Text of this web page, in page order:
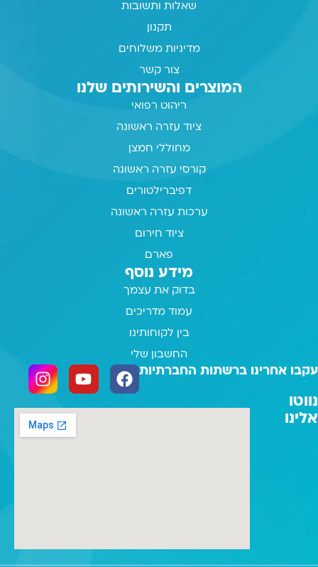
שאלות ותשובות
תקנון
מדיניות משלוחים
צור קשר
המוצרים והשירותים שלנו
ריהוט רפואי
ציוד עזרה ראשונה
מחוללי חמצן
קורסי עזרה ראשונה
דפיברילטורים
ערכות עזרה ראשונה
ציוד חירום
פארם
מידע נוסף
בדוק את עצמך
עמוד מדריכים
בין לקוחותינו
החשבון שלי
עקבו אחרינו ברשתות החברתיות
נווטו
אלינו